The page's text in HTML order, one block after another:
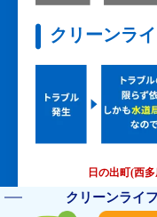
クリーンラ
日の出町(西
クリー
クリーンライ